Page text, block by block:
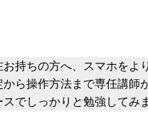
持ちの方へ、スマホをよ
ら操作方法まで専任講師
でしっかりと勉強してみ